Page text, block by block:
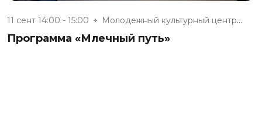
11 сент 14:00 - 15:00 Молодежный культурный центр г....
Программа «Млечный путь»